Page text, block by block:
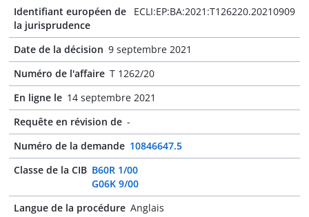
Identifiant européen de
la jurisprudence
ECLI:EP:BA:2021:T126220.20210909
Date de la décision 9 septembre 2021
Numéro de l'affaire T 1262/20
En ligne le 14 septembre 2021
Requête en révision de -
Numéro de la demande 10846647.5
Classe de la CIB B60R 1/00
G06K 9/00
Langue de la procédure Anglais